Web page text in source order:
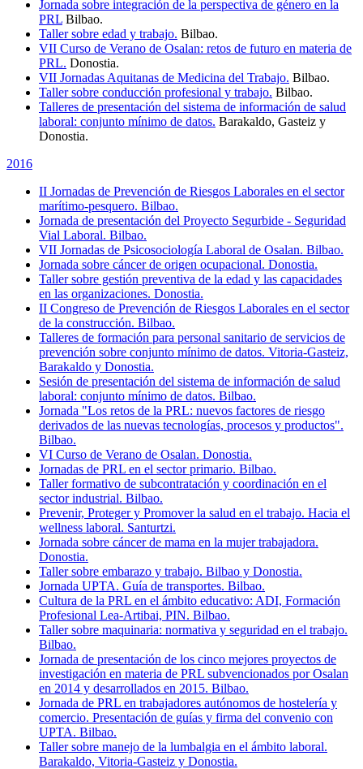
Jornada sobre integración de la perspectiva de género en la
PRL Bilbao.
Taller sobre edad y trabajo. Bilbao.
VII Curso de Verano de Osalan: retos de futuro en materia de
PRL. Donostia.
VII Jornadas Aquitanas de Medicina del Trabajo. Bilbao.
Taller sobre conducción profesional y trabajo. Bilbao.
Talleres de presentación del sistema de información de salud
laboral: conjunto mínimo de datos. Barakaldo, Gasteiz y
Donostia.
2016
II Jornadas de Prevención de Riesgos Laborales en el sector
marítimo-pesquero. Bilbao.
Jornada de presentación del Proyecto Segurbide - Seguridad
Vial Laboral. Bilbao.
VII Jornadas de Psicosociología Laboral de Osalan. Bilbao.
Jornada sobre cáncer de origen ocupacional. Donostia.
Taller sobre gestión preventiva de la edad y las capacidades
en las organizaciones. Donostia.
II Congreso de Prevención de Riesgos Laborales en el sector
de la construcción. Bilbao.
Talleres de formación para personal sanitario de servicios de
prevención sobre conjunto mínimo de datos. Vitoria-Gasteiz,
Barakaldo y Donostia.
Sesión de presentación del sistema de información de salud
laboral: conjunto mínimo de datos. Bilbao.
Jornada "Los retos de la PRL: nuevos factores de riesgo
derivados de las nuevas tecnologías, procesos y productos".
Bilbao.
VI Curso de Verano de Osalan. Donostia.
Jornadas de PRL en el sector primario. Bilbao.
Taller formativo de subcontratación y coordinación en el
sector industrial. Bilbao.
Prevenir, Proteger y Promover la salud en el trabajo. Hacia el
wellness laboral. Santurtzi.
Jornada sobre cáncer de mama en la mujer trabajadora.
Donostia.
Taller sobre embarazo y trabajo. Bilbao y Donostia.
Jornada UPTA. Guía de transportes. Bilbao.
Cultura de la PRL en el ámbito educativo: ADI, Formación
Profesional Lea-Artibai, PIN. Bilbao.
Taller sobre maquinaria: normativa y seguridad en el trabajo.
Bilbao.
Jornada de presentación de los cinco mejores proyectos de
investigación en materia de PRL subvencionados por Osalan
en 2014 y desarrollados en 2015. Bilbao.
Jornada de PRL en trabajadores autónomos de hostelería y
comercio. Presentación de guías y firma del convenio con
UPTA. Bilbao.
Taller sobre manejo de la lumbalgia en el ámbito laboral.
Barakaldo, Vitoria-Gasteiz y Donostia.